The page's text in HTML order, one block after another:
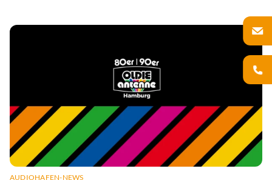
AUDIOHAFEN-NEWS